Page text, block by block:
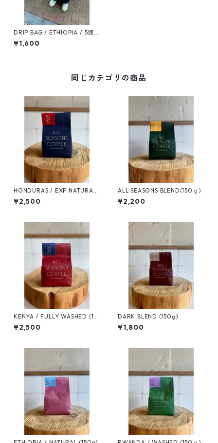
DRIP BAG / ETHIOPIA / 5個セ
ット / WASHED
¥1,600
同じカテゴリの商品
HONDURAS / EXF NATURAL
(150g)
¥2,500
ALL SEASONS BLEND(150ｇ)
¥2,200
KENYA / FULLY WASHED (15
0g)
¥2,500
DARK BLEND (150g)
¥1,800